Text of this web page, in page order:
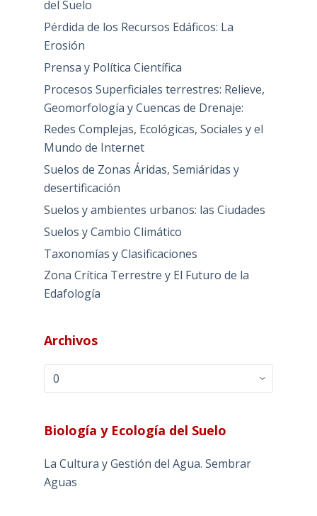
del Suelo
Pérdida de los Recursos Edáficos: La
Erosión
Prensa y Política Científica
Procesos Superficiales terrestres: Relieve,
Geomorfología y Cuencas de Drenaje:
Redes Complejas, Ecológicas, Sociales y el
Mundo de Internet
Suelos de Zonas Áridas, Semiáridas y
desertificación
Suelos y ambientes urbanos: las Ciudades
Suelos y Cambio Climático
Taxonomías y Clasificaciones
Zona Crítica Terrestre y El Futuro de la
Edafología
Archivos
Archivos
Biología y Ecología del Suelo
La Cultura y Gestión del Agua. Sembrar
Aguas